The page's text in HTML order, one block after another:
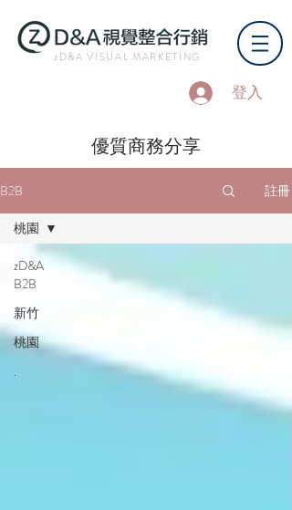
zD&A VISUAL MARKETING
登入
​優質商務分享
B2B 註冊
zD&A
B2B
新竹
桃園
.
桃園